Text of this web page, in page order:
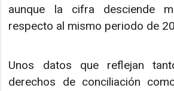
aunque la cifra desciende
respecto al mismo periodo de
Unos datos que reflejan
derechos de conciliación